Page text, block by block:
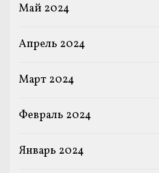
Май 2024
Апрель 2024
Март 2024
Февраль 2024
Январь 2024